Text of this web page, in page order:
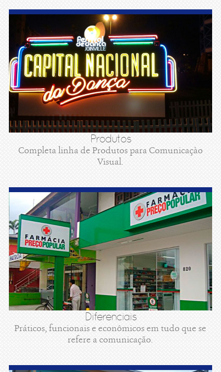
Produtos
Completa linha de Produtos para Comunicaçào
Visual.
Diferenciais
Práticos, funcionais e econômicos em tudo que se
refere a comunicação.